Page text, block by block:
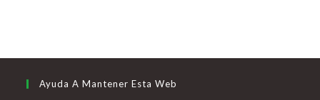
Ayuda A Mantener Esta Web